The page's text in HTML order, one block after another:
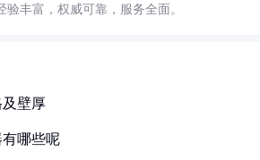
验丰富，权威可靠，服务全面。
壁厚
哪些呢